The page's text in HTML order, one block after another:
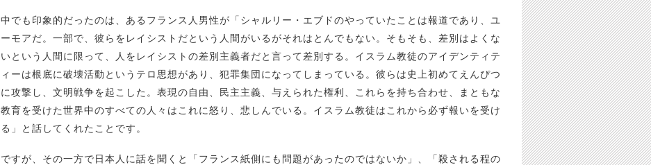
中でも印象的だったのは、あるフランス人男性が「シャルリー・エブドのやっていたことは報道であり、ユ
ーモアだ。一部で、彼らをレイシストだという人間がいるがそれはとんでもない。そもそも、差別はよくな
いという人間に限って、人をレイシストの差別主義者だと言って差別する。イスラム教徒のアイデンティテ
ィーは根底に破壊活動というテロ思想があり、犯罪集団になってしまっている。彼らは史上初めてえんぴつ
に攻撃し、文明戦争を起こした。表現の自由、民主主義、与えられた権利、これらを持ち合わせ、まともな
教育を受けた世界中のすべての人々はこれに怒り、悲しんでいる。イスラム教徒はこれから必ず報いを受け
る」と話してくれたことです。
ですが、その一方で日本人に話を聞くと「フランス紙側にも問題があったのではないか」、「殺される程の